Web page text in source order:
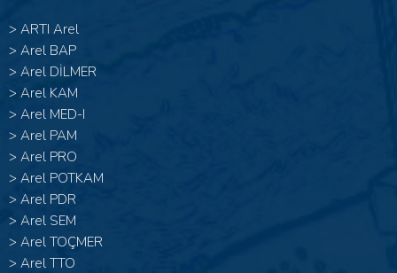
> ARTI Arel
> Arel BAP
> Arel DİLMER
> Arel KAM
> Arel MED-I
> Arel PAM
> Arel PRO
> Arel POTKAM
> Arel PDR
> Arel SEM
> Arel TOÇMER
> Arel TTO